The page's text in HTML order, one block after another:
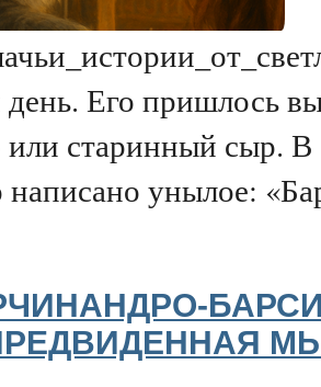
Его пришлось
старинный сыр. В
унылое: